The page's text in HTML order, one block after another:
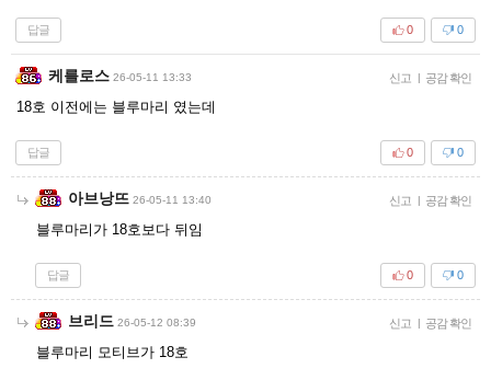
답글 0
0
케를로스 26-05-11 13:33 신고 | 공감 확인
18호 이전에는 블루마리 였는데
답글 0
0
아브낭뜨 26-05-11 13:40 신고 | 공감 확인
블루마리가 18호보다 뒤임
답글 0
0
브리드 26-05-12 08:39 신고 | 공감 확인
블루마리 모티브가 18호